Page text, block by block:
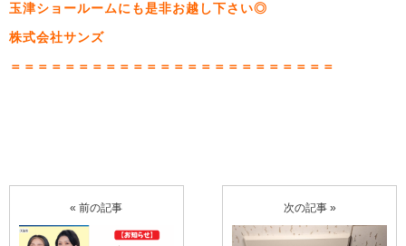
玉津ショールームにも是非お越し下さい◎
株式会社サンズ
＝＝＝＝＝＝＝＝＝＝＝＝＝＝＝＝＝＝＝＝＝＝＝＝
« 前の記事 次の記事 »